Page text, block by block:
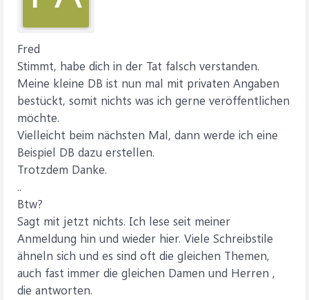
Fred
Stimmt, habe dich in der Tat falsch verstanden.
Meine kleine DB ist nun mal mit privaten Angaben
bestückt, somit nichts was ich gerne veröffentlichen
möchte.
Vielleicht beim nächsten Mal, dann werde ich eine
Beispiel DB dazu erstellen.
Trotzdem Danke.
..
Btw?
Sagt mit jetzt nichts. Ich lese seit meiner
Anmeldung hin und wieder hier. Viele Schreibstile
ähneln sich und es sind oft die gleichen Themen,
auch fast immer die gleichen Damen und Herren ,
die antworten.